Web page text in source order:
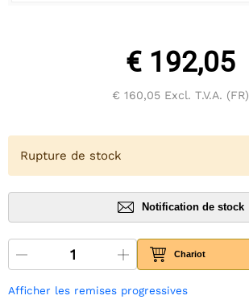
€ 192,05
€ 160,05 Excl. T.V.A. (FR)
Rupture de stock
Notification de stock
Chariot
Afficher les remises progressives